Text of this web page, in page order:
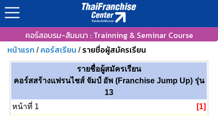
คอร์สอบรม-สัมมนา : Trainning & Seminar Course
หน้าแรก / คอร์สเรียน / รายชื่อผู้สมัครเรียน
รายชื่อผู้สมัครเรียน
คอร์สสร้างแฟรนไชส์ จัมป์ อัพ (Franchise Jump Up) รุ่น
13
หน้าที่ 1
[1]